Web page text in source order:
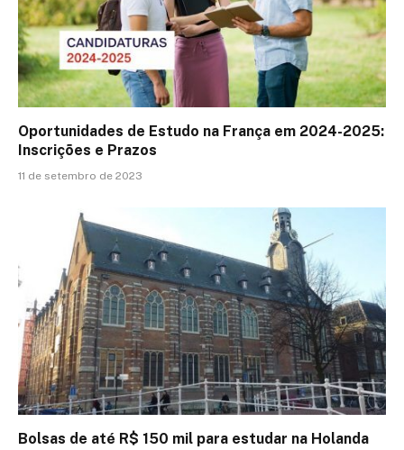
Oportunidades de Estudo na França em 2024-2025:
Inscrições e Prazos
11 de setembro de 2023
Bolsas de até R$ 150 mil para estudar na Holanda